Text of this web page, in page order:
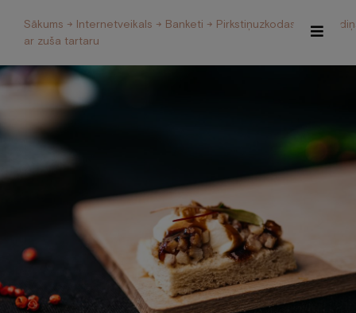
Īpašie piedāvājumi
Viesnīca
Restorāns un Café
Spa
Konferences
Sākums → Internetveikals → Banketi → Pirkstiņuzkodas
→
ar zuša tartaru